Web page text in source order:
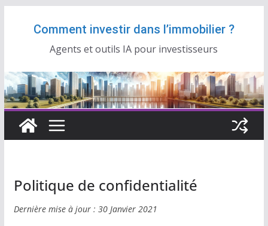
Comment investir dans l’immobilier ?
Agents et outils IA pour investisseurs
Politique de confidentialité
Dernière mise à jour : 30 Janvier 2021